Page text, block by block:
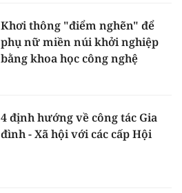
Khơi thông "điểm nghẽn" để
phụ nữ miền núi khởi nghiệp
bằng khoa học công nghệ
4 định hướng về công tác Gia
đình - Xã hội với các cấp Hội